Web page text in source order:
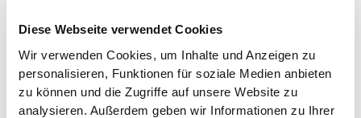
Diese Webseite verwendet Cookies
Wir verwenden Cookies, um Inhalte und Anzeigen zu
personalisieren, Funktionen für soziale Medien anbieten
zu können und die Zugriffe auf unsere Website zu
analysieren. Außerdem geben wir Informationen zu Ihrer